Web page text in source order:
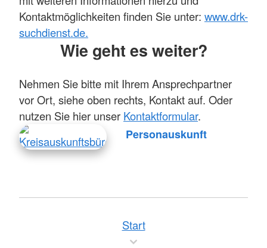
Kontaktmöglichkeiten finden Sie unter: www.drk-
suchdienst.de.
Wie geht es weiter?
Nehmen Sie bitte mit Ihrem Ansprechpartner
vor Ort, siehe oben rechts, Kontakt auf. Oder
nutzen Sie hier unser Kontaktformular.
Personauskunft
Start